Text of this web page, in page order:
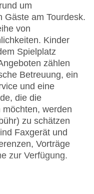
um
Gäste am Tourdesk.
von
Kinder
Spielplatz
zählen
Betreuung, ein
und eine
die die
werden
zu schätzen
Faxgerät und
Vorträge
zur Verfügung.